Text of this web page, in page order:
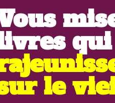
qui
le